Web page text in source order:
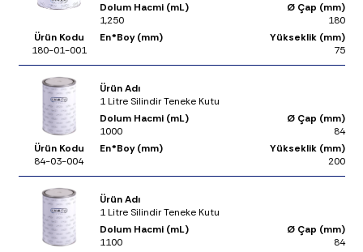
Dolum Hacmi (mL)
1,250
Ø Çap (mm)
180
Ürün Kodu
180-01-001
En*Boy (mm)
Yükseklik (mm)
75
Ürün Adı
1 Litre Silindir Teneke Kutu
Dolum Hacmi (mL)
1000
Ø Çap (mm)
84
Ürün Kodu
84-03-004
En*Boy (mm)
Yükseklik (mm)
200
Ürün Adı
1 Litre Silindir Teneke Kutu
Dolum Hacmi (mL)
1100
Ø Çap (mm)
84